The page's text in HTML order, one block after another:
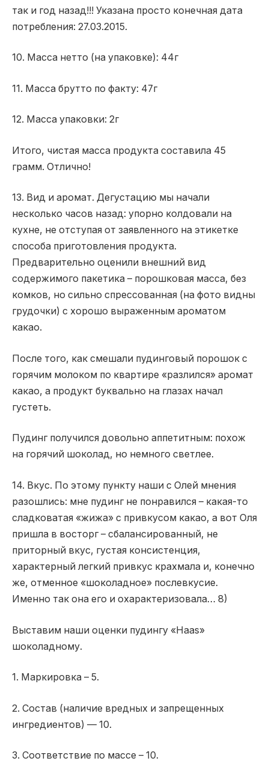
так и год назад!!! Указана просто конечная дата
потребления: 27.03.2015.
10. Масса нетто (на упаковке): 44г
11. Масса брутто по факту: 47г
12. Масса упаковки: 2г
Итого, чистая масса продукта составила 45
грамм. Отлично!
13. Вид и аромат. Дегустацию мы начали
несколько часов назад: упорно колдовали на
кухне, не отступая от заявленного на этикетке
способа приготовления продукта.
Предварительно оценили внешний вид
содержимого пакетика – порошковая масса, без
комков, но сильно спрессованная (на фото видны
грудочки) с хорошо выраженным ароматом
какао.
После того, как смешали пудинговый порошок с
горячим молоком по квартире «разлился» аромат
какао, а продукт буквально на глазах начал
густеть.
Пудинг получился довольно аппетитным: похож
на горячий шоколад, но немного светлее.
14. Вкус. По этому пункту наши с Олей мнения
разошлись: мне пудинг не понравился – какая-то
сладковатая «жижа» с привкусом какао, а вот Оля
пришла в восторг – сбалансированный, не
приторный вкус, густая консистенция,
характерный легкий привкус крахмала и, конечно
же, отменное «шоколадное» послевкусие.
Именно так она его и охарактеризовала… 8)
Выставим наши оценки пудингу «Haas»
шоколадному.
1. Маркировка – 5.
2. Состав (наличие вредных и запрещенных
ингредиентов) — 10.
3. Соответствие по массе – 10.